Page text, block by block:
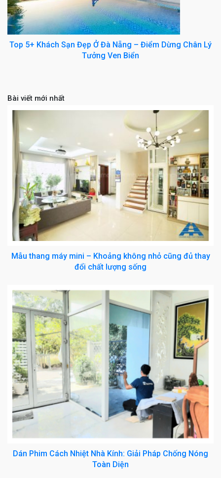
Top 5+ Khách Sạn Đẹp Ở Đà Nẵng – Điểm Dừng Chân Lý
Tưởng Ven Biển
Bài viết mới nhất
Mẫu thang máy mini – Khoảng không nhỏ cũng đủ thay
đổi chất lượng sống
Dán Phim Cách Nhiệt Nhà Kính: Giải Pháp Chống Nóng
Toàn Diện